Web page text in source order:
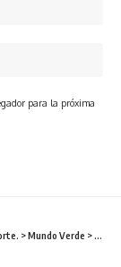
para la próxima
>Mundo Verde > Los